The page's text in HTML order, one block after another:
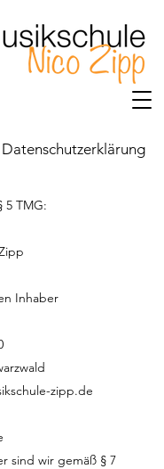
5 TMG:
Inhaber
zipp.de
sind wir gemäß § 7